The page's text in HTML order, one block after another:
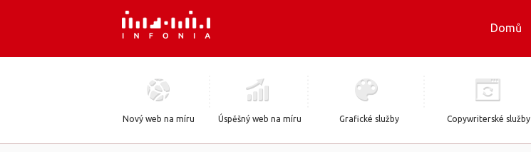
Nový web na míru Úspěšný web na míru Grafické služby Copywriterské služby
Domů